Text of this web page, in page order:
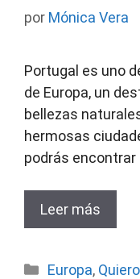
por Mónica Vera
Portugal es uno
de Europa, un
bellezas
hermosas
podrás encontrar
Leer más
Categorías
Europa,